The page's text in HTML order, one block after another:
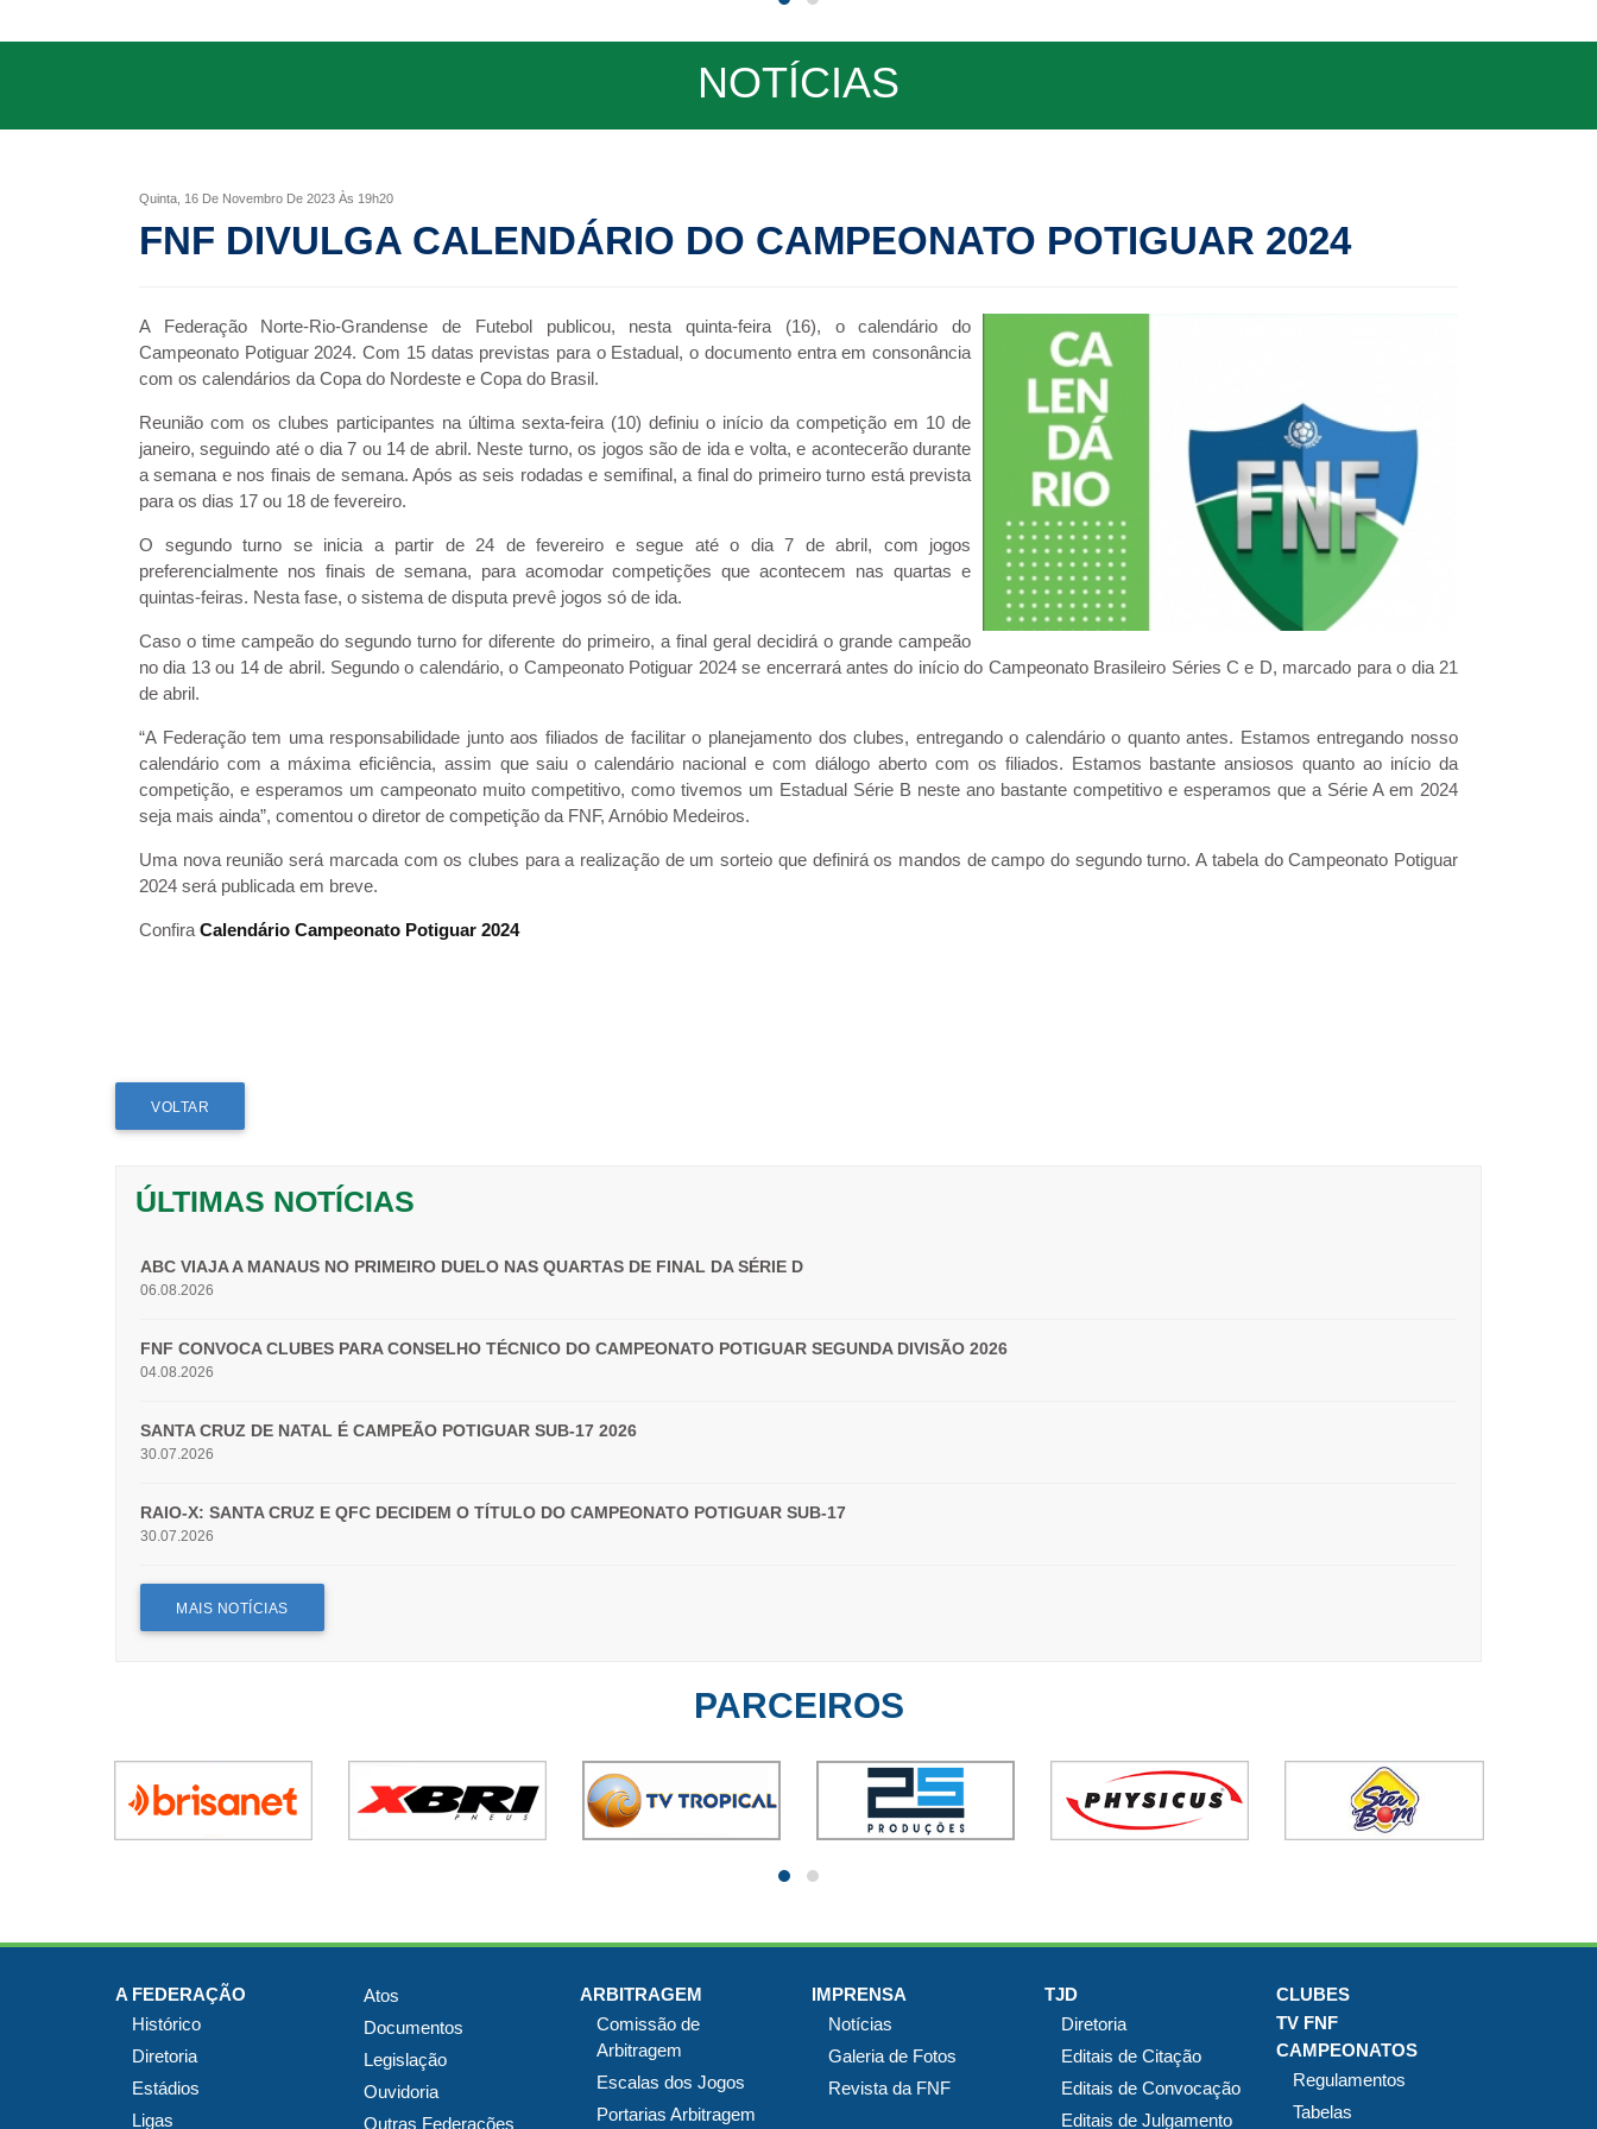
FNF
Documentos
Legislação
Resoluções
NOTÍCIAS
Quinta, 16 De Novembro De 2023 Às 19h20
FNF DIVULGA CALENDÁRIO DO CAMPEONATO POTIGUAR 2024
A Federação Norte-Rio-Grandense de Futebol publicou, nesta quinta-feira (16), o calendário do
Campeonato Potiguar 2024. Com 15 datas previstas para o Estadual, o documento entra em consonância
com os calendários da Copa do Nordeste e Copa do Brasil.
Reunião com os clubes participantes na última sexta-feira (10) definiu o início da competição em 10 de
janeiro, seguindo até o dia 7 ou 14 de abril. Neste turno, os jogos são de ida e volta, e acontecerão durante
a semana e nos finais de semana. Após as seis rodadas e semifinal, a final do primeiro turno está prevista
para os dias 17 ou 18 de fevereiro.
O segundo turno se inicia a partir de 24 de fevereiro e segue até o dia 7 de abril, com jogos
preferencialmente nos finais de semana, para acomodar competições que acontecem nas quartas e
quintas-feiras. Nesta fase, o sistema de disputa prevê jogos só de ida.
Caso o time campeão do segundo turno for diferente do primeiro, a final geral decidirá o grande campeão
no dia 13 ou 14 de abril. Segundo o calendário, o Campeonato Potiguar 2024 se encerrará antes do início do Campeonato Brasileiro Séries C e D, marcado para o dia 21
de abril.
“A Federação tem uma responsabilidade junto aos filiados de facilitar o planejamento dos clubes, entregando o calendário o quanto antes. Estamos entregando nosso
calendário com a máxima eficiência, assim que saiu o calendário nacional e com diálogo aberto com os filiados. Estamos bastante ansiosos quanto ao início da
competição, e esperamos um campeonato muito competitivo, como tivemos um Estadual Série B neste ano bastante competitivo e esperamos que a Série A em 2024
seja mais ainda”, comentou o diretor de competição da FNF, Arnóbio Medeiros.
Uma nova reunião será marcada com os clubes para a realização de um sorteio que definirá os mandos de campo do segundo turno. A tabela do Campeonato Potiguar
2024 será publicada em breve.
Confira Calendário Campeonato Potiguar 2024
VOLTAR
ÚLTIMAS NOTÍCIAS
ABC VIAJA A MANAUS NO PRIMEIRO DUELO NAS QUARTAS DE FINAL DA SÉRIE D
06.08.2026
FNF CONVOCA CLUBES PARA CONSELHO TÉCNICO DO CAMPEONATO POTIGUAR SEGUNDA DIVISÃO 2026
04.08.2026
SANTA CRUZ DE NATAL É CAMPEÃO POTIGUAR SUB-17 2026
30.07.2026
RAIO-X: SANTA CRUZ E QFC DECIDEM O TÍTULO DO CAMPEONATO POTIGUAR SUB-17
30.07.2026
MAIS NOTÍCIAS
PARCEIROS
A FEDERAÇÃO
Histórico
Diretoria
Estádios
Ligas
Atos
Documentos
Legislação
Ouvidoria
Outras Federações
ARBITRAGEM
Comissão de
Arbitragem
Escalas dos Jogos
Portarias Arbitragem
IMPRENSA
Notícias
Galeria de Fotos
Revista da FNF
TJD
Diretoria
Editais de Citação
Editais de Convocação
Editais de Julgamento
CLUBES
TV FNF
CAMPEONATOS
Regulamentos
Tabelas